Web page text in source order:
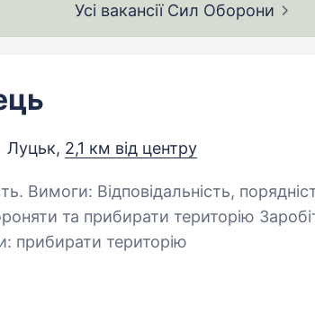
Усі вакансії Сил Оборони
Луцьк, 2,1 км від центру
та прибирати територію
прибирати територію